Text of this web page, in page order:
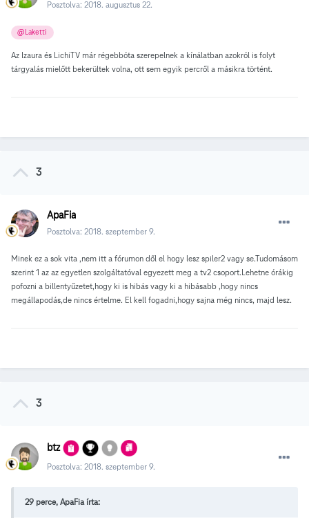
Posztolva: 2018. augusztus 22.
@Laketti
Az Izaura és LichiTV már régebbóta szerepelnek a kínálatban azokról is folyt
tárgyalás mielőtt bekerültek volna, ott sem egyik percről a másikra történt.
3
ApaFia
Posztolva: 2018. szeptember 9.
Minek ez a sok vita ,nem itt a fórumon dől el hogy lesz spiler2 vagy se.Tudomásom
szerint 1 az az egyetlen szolgáltatóval egyezett meg a tv2 csoport.Lehetne órákig
pofozni a billentyűzetet,hogy ki is hibás vagy ki a hibásabb ,hogy nincs
megállapodás,de nincs értelme. El kell fogadni,hogy sajna még nincs, majd lesz.
3
btz
Posztolva: 2018. szeptember 9.
29 perce, ApaFia írta: